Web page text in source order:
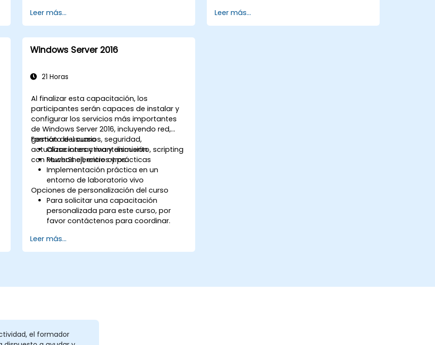
administrar Servicios de Dominio de
Active Directory (AD DS) y sincronizar
identidades entre el entorno local y
Azure Active Directory (Azure AD).
Configurar Hyper-V, características de
en Windows Server para una
Administrar máquinas virtuales IaaS de
Windows Server en Azure, incluyendo su
implementación, configuración y
escalado.
Leer más...
Resolver problemas de redes y
conectividad en Windows 11.
Leer más...
Windows Server 2016
21 Horas
Al finalizar esta capacitación, los
participantes serán capaces de instalar y
configurar los servicios más importantes
de Windows Server 2016, incluyendo red,
gestión de usuarios, seguridad,
actualizaciones y mantenimiento, scripting
con PowerShell, entre otros.
Formato del curso
Clase interactiva y discusión
Muchos ejercicios y prácticas
Implementación práctica en un
entorno de laboratorio vivo
Opciones de personalización del curso
Para solicitar una capacitación
personalizada para este curso, por
favor contáctenos para coordinar.
Leer más...
el formador